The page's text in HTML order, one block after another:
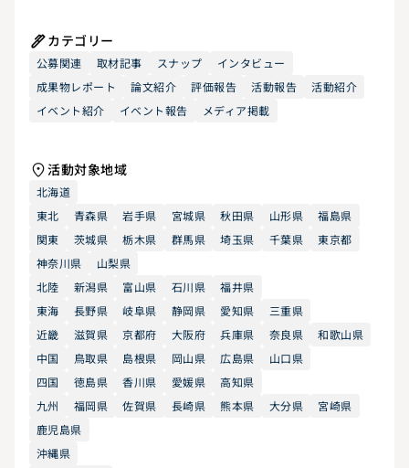
カテゴリー
公募関連 取材記事 スナップ
インタビュー
成果物レポート
論文紹介 評価報告 活動報告
活動紹介
イベント紹介
イベント報告 メディア掲載
活動対象地域
北海道
東北
青森県 岩手県 宮城県 秋田県 山形県
福島県
関東
茨城県 栃木県 群馬県 埼玉県 千葉県
東京都
神奈川県
山梨県
北陸
新潟県 富山県 石川県
福井県
東海
長野県 岐阜県 静岡県 愛知県
三重県
近畿
滋賀県 京都府 大阪府 兵庫県 奈良県
和歌山県
中国
鳥取県 島根県 岡山県 広島県
山口県
四国
徳島県 香川県 愛媛県
高知県
九州
福岡県 佐賀県 長崎県 熊本県 大分県
宮崎県
鹿児島県
沖縄県